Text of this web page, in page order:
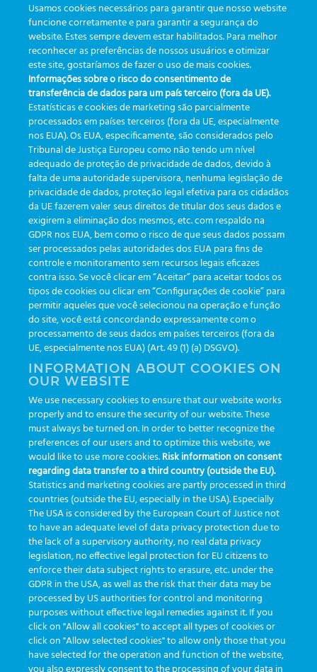
Los errores en la fase
preanalítica pueden
comprometer la fiabilidad de
los resultados
Una conversación directa con
los flebotomistas
CATEGORÍAS
Actualizaciones(19)
Eventos(19)
Funcionalidades(35)
Boletines(111)
TAGS
auditoria automação
congresso customização dashboard DICQ eficiência
enterprise etrack flebotomista governança clínica
GreinerBioOne greinerbioonebr HL7 IA informação
inovação ISO15189 laboratório novas tecnologias PALC
preanalitica processo de coleta produtividade
Pré-analítica qualidade rastreabilidade RDC
rotina laboratorial saúde tecnologia tomada de decisão
Transformação Transformação Digital tubos usabilidade
VACUETTE®
Usamos cookies necessários para garantir que nosso website
funcione corretamente e para garantir a segurança do
website. Estes sempre devem estar habilitados. Para melhor
reconhecer as preferências de nossos usuários e otimizar
este site, gostaríamos de fazer o uso de mais cookies.
Informações sobre o risco do consentimento de
transferência de dados para um país terceiro (fora da UE).
Estatísticas e cookies de marketing são parcialmente
processados em países terceiros (fora da UE, especialmente
nos EUA). Os EUA, especificamente, são considerados pelo
Tribunal de Justiça Europeu como não tendo um nível
adequado de proteção de privacidade de dados, devido à
falta de uma autoridade supervisora, nenhuma legislação de
privacidade de dados, proteção legal efetiva para os cidadãos
da UE fazerem valer seus direitos de titular dos seus dados e
exigirem a eliminação dos mesmos, etc. com respaldo na
GDPR nos EUA, bem como o risco de que seus dados possam
ser processados pelas autoridades dos EUA para fins de
controle e monitoramento sem recursos legais eficazes
contra isso. Se você clicar em “Aceitar” para aceitar todos os
tipos de cookies ou clicar em “Configurações de cookie” para
permitir aqueles que você selecionou na operação e função
do site, você está concordando expressamente com o
processamento de seus dados em países terceiros (fora da
UE, especialmente nos EUA) (Art. 49 (1) (a) DSGVO).
INFORMATION ABOUT COOKIES ON
OUR WEBSITE
We use necessary cookies to ensure that our website works
properly and to ensure the security of our website. These
must always be turned on. In order to better recognize the
preferences of our users and to optimize this website, we
would like to use more cookies.Risk information on consent
regarding data transfer to a third country (outside the EU).
Statistics and marketing cookies are partly processed in third
countries (outside the EU, especially in the USA). Especially
The USA is considered by the European Court of Justice not
to have an adequate level of data privacy protection due to
the lack of a supervisory authority, no real data privacy
legislation, no effective legal protection for EU citizens to
enforce their data subject rights to erasure, etc. under the
GDPR in the USA, as well as the risk that their data may be
processed by US authorities for control and monitoring
purposes without effective legal remedies against it. If you
click on "Allow all cookies" to accept all types of cookies or
click on "Allow selected cookies" to allow only those that you
have selected for the operation and function of the website,